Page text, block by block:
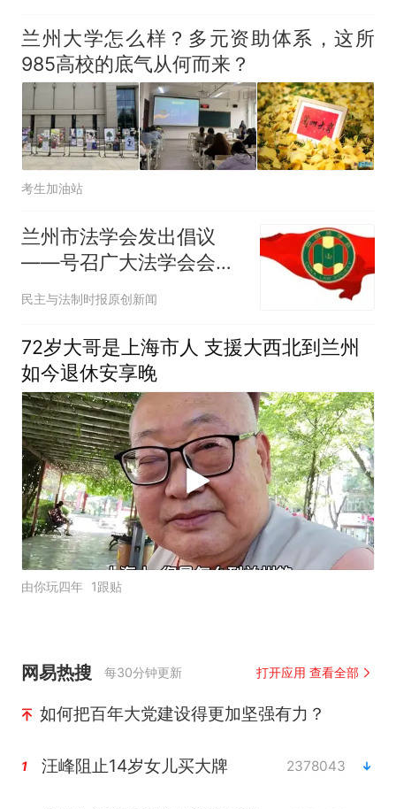
兰州大学怎么样？多元资助体系，这所
985高校的底气从何而来？
考生加油站
兰州市法学会发出倡议
——号召广大法学会会
员、法学法律工作者积极
民主与法制时报原创新闻
72岁大哥是上海市人 支援大西北到兰州
如今退休安享晚
由你玩四年 1跟贴
网易热搜 每30分钟更新 打开应用 查看全部
如何把百年大党建设得更加坚强有力？
1 汪峰阻止14岁女儿买大牌 2378043